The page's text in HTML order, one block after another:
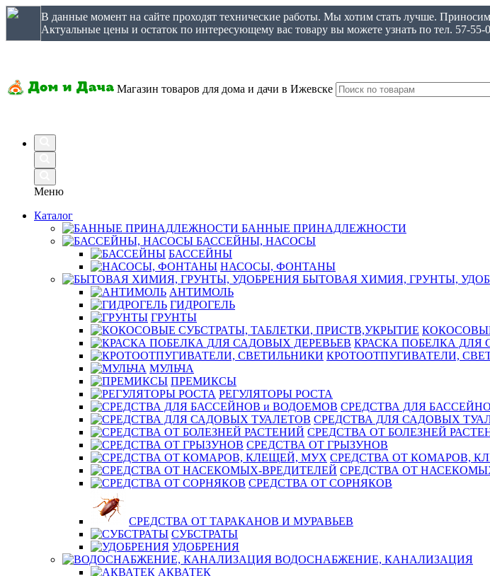
В данные момент на сайте проходят технические работы. Мы хотим стать лучше.
Актуальные цены и остаток по интересующему вас товару вы можете узнать по тел. 57-55-
Магазин товаров для дома и дачи в Ижевске
Меню
Каталог
БАННЫЕ ПРИНАДЛЕЖНОСТИ
БАССЕЙНЫ, НАСОСЫ
БАССЕЙНЫ
НАСОСЫ, ФОНТАНЫ
БЫТОВАЯ ХИМИЯ, ГРУНТЫ,
АНТИМОЛЬ
ГИДРОГЕЛЬ
ГРУНТЫ
КРАСКА ПОБЕЛКА ДЛЯ
КРОТООТПУГИВАТЕЛИ,
МУЛЬЧА
ПРЕМИКСЫ
РЕГУЛЯТОРЫ РОСТА
СРЕДСТВА ДЛЯ
СРЕДСТВА ДЛЯ САДОВЫХ
СРЕДСТВА ОТ БОЛЕЗНЕЙ
СРЕДСТВА ОТ ГРЫЗУНОВ
СРЕДСТВА ОТ КОМАРОВ,
СРЕДСТВА ОТ
СРЕДСТВА ОТ СОРНЯКОВ
СРЕДСТВА ОТ ТАРАКАНОВ И МУРАВЬЕВ
СУБСТРАТЫ
УДОБРЕНИЯ
ВОДОСНАБЖЕНИЕ, КАНАЛИЗАЦИЯ
АКВАТЕК